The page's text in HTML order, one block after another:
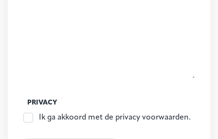
PRIVACY
Ik ga akkoord met de privacy voorwaarden.